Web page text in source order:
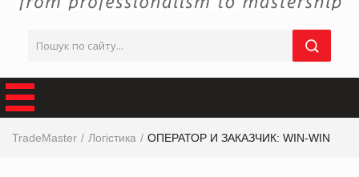
TradeMaster Логістика ОПЕРАТОР И ЗАКАЗЧИК: WIN-WIN